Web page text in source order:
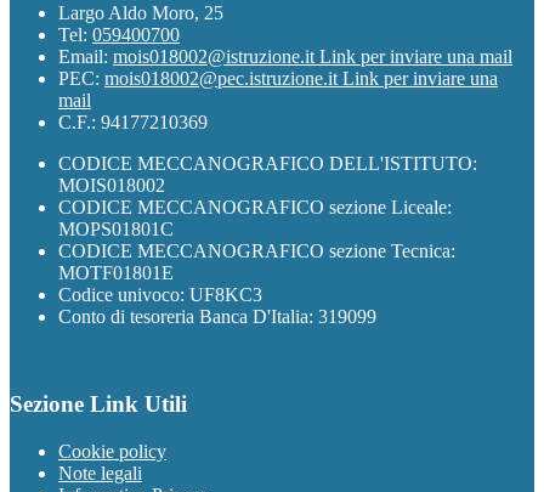
Largo Aldo Moro, 25
Tel: 059400700
Email: mois018002@istruzione.it Link per inviare una mail
PEC: mois018002@pec.istruzione.it Link per inviare una
mail
C.F.: 94177210369
CODICE MECCANOGRAFICO DELL'ISTITUTO:
MOIS018002
CODICE MECCANOGRAFICO sezione Liceale:
MOPS01801C
CODICE MECCANOGRAFICO sezione Tecnica:
MOTF01801E
Codice univoco: UF8KC3
Conto di tesoreria Banca D'Italia: 319099
Sezione Link Utili
Cookie policy
Note legali